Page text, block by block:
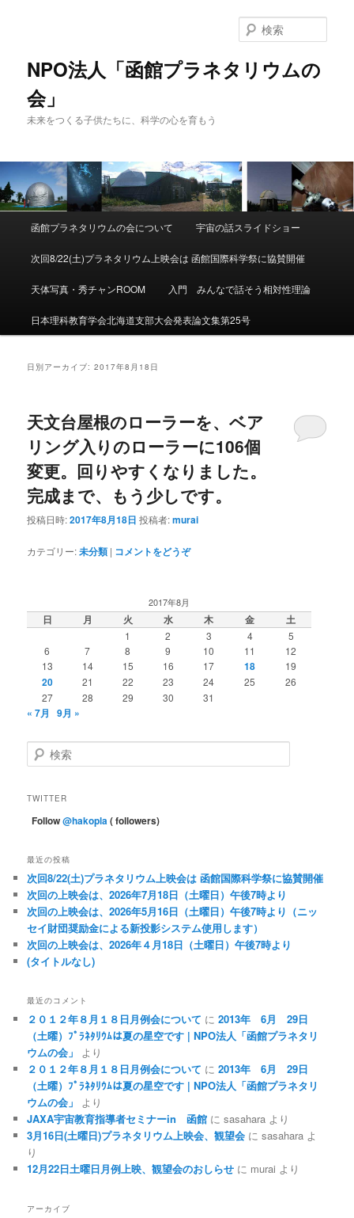
NPO法人「函館プラネタリウムの
会」
未来をつくる子供たちに、科学の心を育もう
索
メ
イ
ン
コ
ン
ン
ツ
へ
サ
ブ
コ
ン
テ
ツ
へ
移
函館プラネタリウムの会について 宇宙の話スライドショー
次回8/22(土)プラネタリウム上映会は 函館国際科学祭に協賛開催
天体写真・秀チャンROOM 入門 みんなで話そう相対性理論
日本理科教育学会北海道支部大会発表論文集第25号
日別アーカイブ:2017年8月18日
天文台屋根のローラーを、ベア
リング入りのローラーに106個
変更。回りやすくなりました。
完成まで、もう少しです。
投稿日時:2017年8月18日 投稿者:murai
カテゴリー:未分類 | コメントをどうぞ
2017年8月
日 月 火 水 木 金 土
1 2 3 4
5
6
7 8 9 10 11
12
13
14 15 16 17 18 19
20 21 22 23 24 25
26
27
28 29 30 31
« 7月 9月 »
検
索
TWITTER
Follow@hakopla( followers)
最近の投稿
次回8/22(土)プラネタリウム上映会は 函館国際科学祭に協賛開催
次回の上映会は、2026年7月18日（土曜日）午後7時より
次回の上映会は、2026年5月16日（土曜日）午後7時より（ニッ
セイ財団奨励金による新投影システム使用します）
次回の上映会は、2026年４月18日（土曜日）午後7時より
(タイトルなし)
最近のコメント
２０１２年８月１８日月例会について に2013年 6月 29日
（土曜）ﾌﾟﾗﾈﾀﾘｳﾑは夏の星空です | NPO法人「函館プラネタリ
ウムの会」
より
２０１２年８月１８日月例会について に2013年 6月 29日
（土曜）ﾌﾟﾗﾈﾀﾘｳﾑは夏の星空です | NPO法人「函館プラネタリ
ウムの会」
より
JAXA宇宙教育指導者セミナーin 函館 にsasahara より
3月16日(土曜日)プラネタリウム上映会、観望会 にsasahara よ
り
12月22日土曜日月例上映、観望会のおしらせ に murai より
アーカイブ